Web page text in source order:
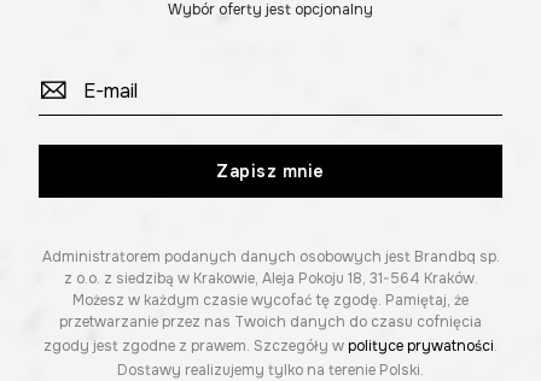
Wybór oferty jest opcjonalny
Zapisz mnie
Administratorem podanych danych osobowych jest Brandbq sp.
z o.o. z siedzibą w Krakowie, Aleja Pokoju 18, 31-564 Kraków.
Możesz w każdym czasie wycofać tę zgodę. Pamiętaj, że
przetwarzanie przez nas Twoich danych do czasu cofnięcia
zgody jest zgodne z prawem. Szczegóły w polityce prywatności.
Dostawy realizujemy tylko na terenie Polski.